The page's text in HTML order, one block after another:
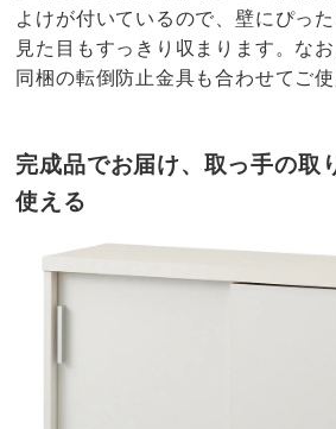
よけが付いているので、壁にぴっ
見た目もすっきり収まります。な
同梱の転倒防止金具も合わせてご使
完成品でお届け、取っ手の取
使える